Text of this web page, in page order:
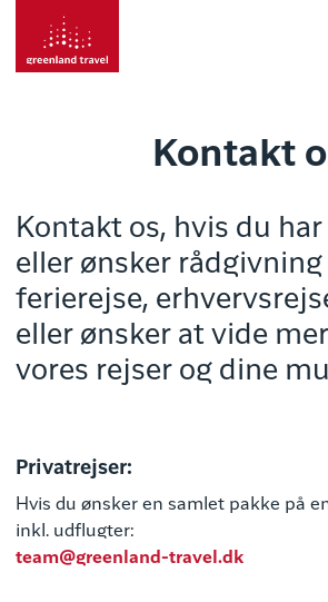
Kontakt
Kontakt os, hvis du har
eller ønsker
ferierejse,
eller ønsker at vide
vores rejser og dine
Privatrejser:
Hvis du ønsker en samlet pakke på
inkl. udflugter:
team@greenland-travel.dk